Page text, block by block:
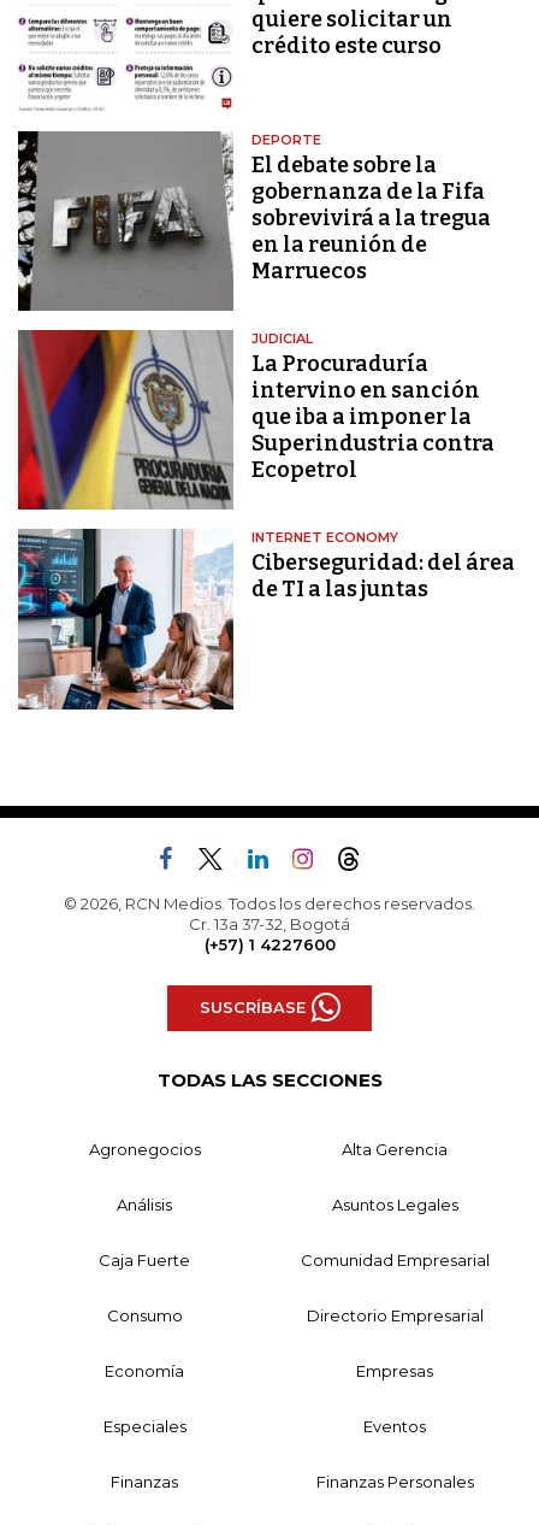
quiere solicitar un
crédito este curso
DEPORTE
El debate sobre la
gobernanza de la Fifa
sobrevivirá a la tregua
en la reunión de
Marruecos
JUDICIAL
La Procuraduría
intervino en sanción
que iba a imponer la
Superindustria contra
Ecopetrol
INTERNET ECONOMY
Ciberseguridad: del área
de TI a las juntas
© 2026, RCN Medios. Todos los derechos reservados.
Cr. 13a 37-32, Bogotá
(+57) 1 4227600
SUSCRÍBASE
TODAS LAS SECCIONES
Agronegocios Alta Gerencia
Análisis Asuntos Legales
Caja Fuerte Comunidad Empresarial
Consumo Directorio Empresarial
Economía Empresas
Especiales Eventos
Finanzas Finanzas Personales